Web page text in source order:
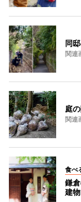
同
関連
庭
関連
食べ
鎌
建